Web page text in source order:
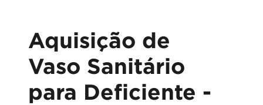
Aquisição de
Vaso Sanitário
para Deficiente -